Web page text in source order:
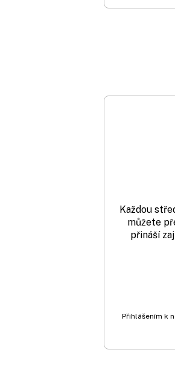
Každou
můžete
přináší
Přihlášením k